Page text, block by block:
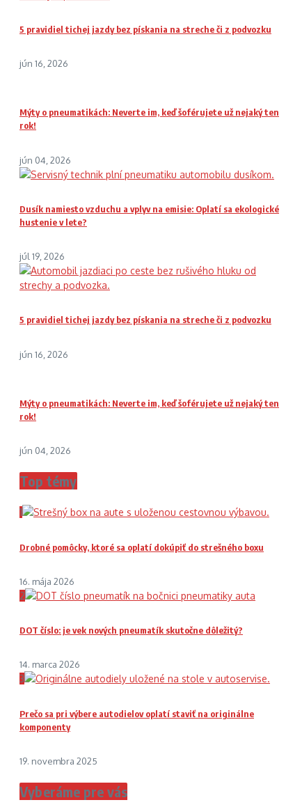
5 pravidiel tichej jazdy bez pískania na streche či z podvozku
jún 16, 2026
Mýty o pneumatikách: Neverte im, keď šoférujete už nejaký ten
rok!
jún 04, 2026
Dusík namiesto vzduchu a vplyv na emisie: Oplatí sa ekologické
hustenie v lete?
júl 19, 2026
5 pravidiel tichej jazdy bez pískania na streche či z podvozku
jún 16, 2026
Mýty o pneumatikách: Neverte im, keď šoférujete už nejaký ten
rok!
jún 04, 2026
Top témy
1
Drobné pomôcky, ktoré sa oplatí dokúpiť do strešného boxu
16. mája 2026
2
DOT číslo: je vek nových pneumatík skutočne dôležitý?
14. marca 2026
3
Prečo sa pri výbere autodielov oplatí staviť na originálne
komponenty
19. novembra 2025
Vyberáme pre vás